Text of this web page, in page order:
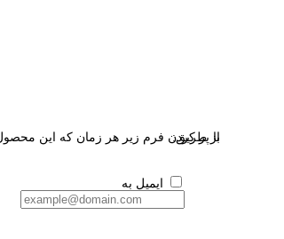
با پر کردن فرم زیر هر زمان که این
از طریق:
ایمیل به